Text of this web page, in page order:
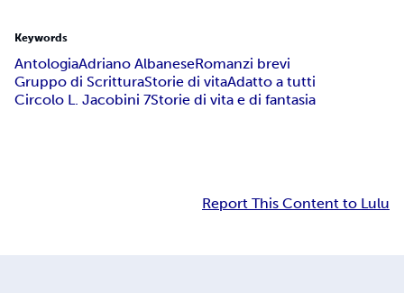
Keywords
AntologiaAdriano AlbaneseRomanzi brevi
Gruppo di ScritturaStorie di vitaAdatto a tutti
Circolo L. Jacobini 7Storie di vita e di fantasia
Report This Content to Lulu